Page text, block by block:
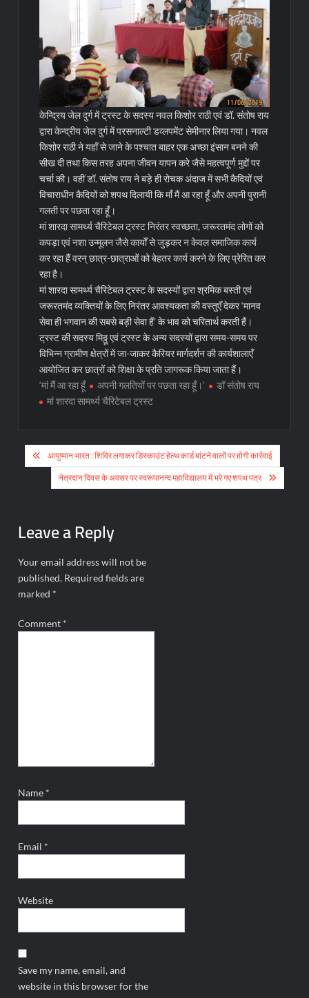
केन्द्रिय जेल दुर्ग में ट्रस्ट के सदस्य नवल किशोर राठी एवं डॉ. संतोष राय
द्वारा केन्द्रीय जेल दुर्ग में परसनाल्टी डव्लपमेंट सेमीनार लिया गया। नवल
किशोर राठी ने यहाँ से जाने के पश्चात बाहर एक अच्छा इंसान बनने की
सीख दी तथा किस तरह अपना जीवन यापन करे जैसे महत्वपूर्ण मुद्दों पर
चर्चा की। वहीं डॉ. संतोष राय ने बड़े ही रोचक अंदाज में सभी कैदियों एवं
विचाराधीन कैदियों को शपथ दिलायी कि माँ मैं आ रहा हूँ और अपनी पुरानी
गलती पर पछता रहा हूँ।
मां शारदा सामर्थ्य चैरिटेबल ट्रस्ट निरंतर स्वच्छता, जरूरतमंद लोगों को
कपड़ा एवं नशा उन्मूलन जैसे कार्यों से जुड़कर न केवल समाजिक कार्य
कर रहा हैं वरन् छात्र-छात्राओं को बेहतर कार्य करने के लिए प्रेरित कर
रहा है।
मां शारदा सामर्थ्य चैरिटेबल ट्रस्ट के सदस्यों द्वारा श्रमिक बस्ती एवं
जरूरतमंद व्यक्तियों के लिए निरंतर आवश्यकता की वस्तुएँ देकर ‘मानव
सेवा ही भगवान की सबसे बड़ी सेवा हैं’ के भाव को चरितार्थ करती हैं।
ट्रस्ट की सदस्य मिठ्ठू एवं ट्रस्ट के अन्य सदस्यों द्वारा समय-समय पर
विभिन्न ग्रामीण क्षेत्रों में जा-जाकर कैरियर मार्गदर्शन की कार्यशालाएँ
आयोजित कर छात्रों को शिक्षा के प्रति जागरूक किया जाता हैं।
‘मां मैं आ रहा हूँ
अपनी गलतियों पर पछता रहा हूँ।’
डॉ संतोष राय
मां शारदा सामर्थ्य चैरिटेबल ट्रस्ट
Post
navigation
आयुष्मान भारत : शिविर लगाकर डिस्काउंट हेल्थ कार्ड बांटने वालों पर होगी कार्रवाई
नेत्रदान दिवस के अवसर पर स्वरूपानन्द महाविद्यालय में भरे गए शपथ पत्र
Leave a Reply
Your email address will not be
published. Required fields are
marked *
Comment *
Name *
Email *
Website
Save my name, email, and
website in this browser for the